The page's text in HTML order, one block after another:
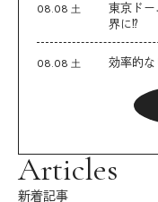
08.08 土
東京ド
界に⁉︎
08.08 土 効率的な
Articles
新着記事